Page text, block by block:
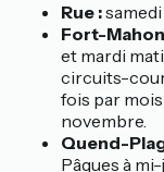
Rue :
Fort-
et mardi
circuits-
fois par
novembre.
Quend-
Pâques à